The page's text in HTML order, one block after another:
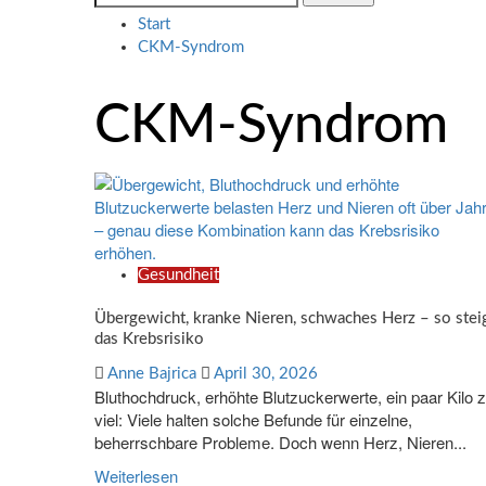
nach:
Start
CKM-Syndrom
CKM-Syndrom
Gesundheit
Übergewicht, kranke Nieren, schwaches Herz – so
das Krebsrisiko
Anne Bajrica April 30, 2026
Bluthochdruck, erhöhte Blutzuckerwerte, ein paar Kilo
viel: Viele halten solche Befunde für einzelne,
beherrschbare Probleme. Doch wenn Herz, Nieren...
Weiterlesen